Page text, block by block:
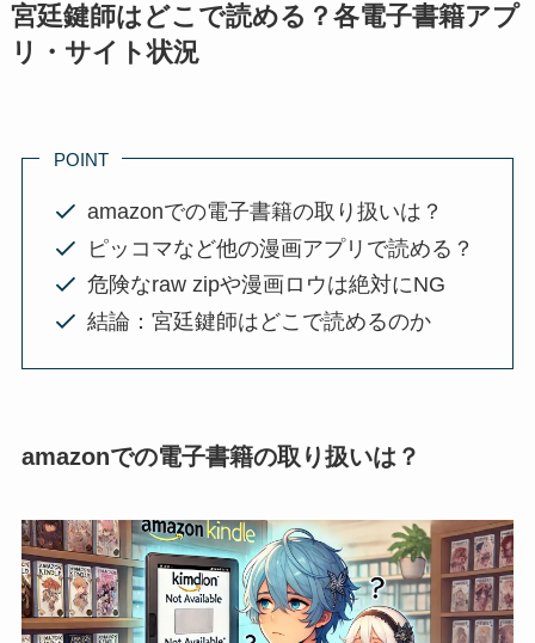
宮廷鍵師はどこで読める？各電子書籍アプ
リ・サイト状況
POINT
amazonでの電子書籍の取り扱いは？
ピッコマなど他の漫画アプリで読める？
危険なraw zipや漫画ロウは絶対にNG
結論：宮廷鍵師はどこで読めるのか
amazonでの電子書籍の取り扱いは？